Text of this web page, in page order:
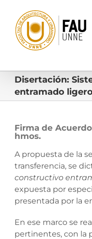
contenido
Disertación:
entramado
Firma de
hmos.
A propuesta de la
transferencia, se
constructivo
expuesta por
presentada por la
En ese marco se
pertinentes, con la